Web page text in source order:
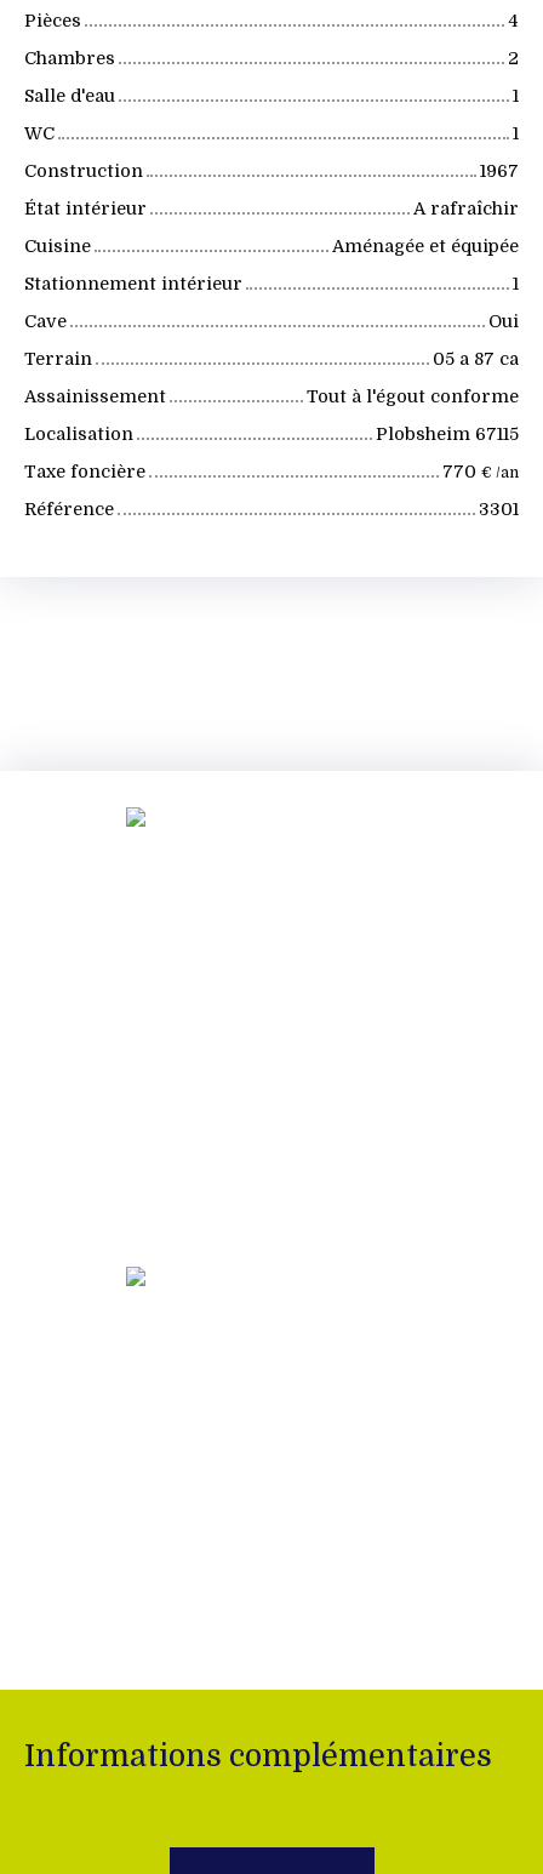
Pièces
4
Chambres
2
Salle d'eau
1
WC
1
Construction
1967
État intérieur
A rafraîchir
Cuisine
Aménagée et équipée
Stationnement intérieur
1
Cave
Oui
Terrain
05 a 87 ca
Assainissement
Tout à l'égout conforme
Localisation
Plobsheim 67115
Taxe foncière
770 € /an
Référence 3301
Informations complémentaires